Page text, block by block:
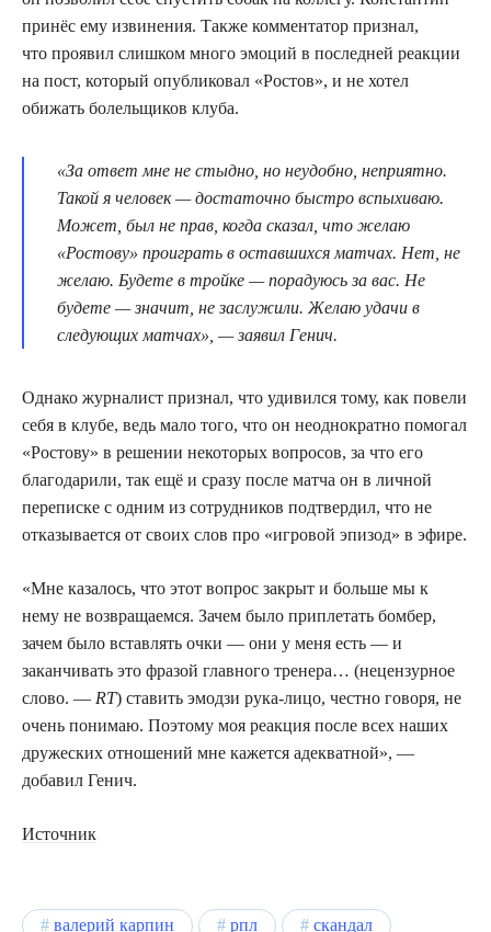
принёс ему извинения. Также комментатор признал,
что проявил слишком много эмоций в последней реакции
на пост, который опубликовал «Ростов», и не хотел
обижать болельщиков клуба.
«За ответ мне не стыдно, но неудобно, неприятно.
Такой я человек — достаточно быстро вспыхиваю.
Может, был не прав, когда сказал, что желаю
«Ростову» проиграть в оставшихся матчах. Нет, не
желаю. Будете в тройке — порадуюсь за вас. Не
будете — значит, не заслужили. Желаю удачи в
следующих матчах», — заявил Генич.
Однако журналист признал, что удивился тому, как повели
себя в клубе, ведь мало того, что он неоднократно помогал
«Ростову» в решении некоторых вопросов, за что его
благодарили, так ещё и сразу после матча он в личной
переписке с одним из сотрудников подтвердил, что не
отказывается от своих слов про «игровой эпизод» в эфире.
«Мне казалось, что этот вопрос закрыт и больше мы к
нему не возвращаемся. Зачем было приплетать бомбер,
зачем было вставлять очки — они у меня есть — и
заканчивать это фразой главного тренера… (нецензурное
слово. — RT) ставить эмодзи рука-лицо, честно говоря, не
очень понимаю. Поэтому моя реакция после всех наших
дружеских отношений мне кажется адекватной», —
добавил Генич.
Источник
валерий карпин рпл скандал